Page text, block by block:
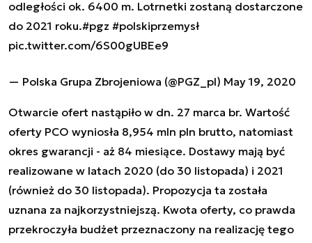
odległości ok. 6400 m. Lotrnetki zostaną dostarczone
do 2021 roku.#pgz #polskiprzemysł
pic.twitter.com/6S00gUBEe9
— Polska Grupa Zbrojeniowa (@PGZ_pl) May 19, 2020
Otwarcie ofert nastąpiło w dn. 27 marca br. Wartość
oferty PCO wyniosła 8,954 mln pln brutto, natomiast
okres gwarancji - aż 84 miesiące. Dostawy mają być
realizowane w latach 2020 (do 30 listopada) i 2021
(również do 30 listopada). Propozycja ta została
uznana za najkorzystniejszą. Kwota oferty, co prawda
przekroczyła budżet przeznaczony na realizację tego